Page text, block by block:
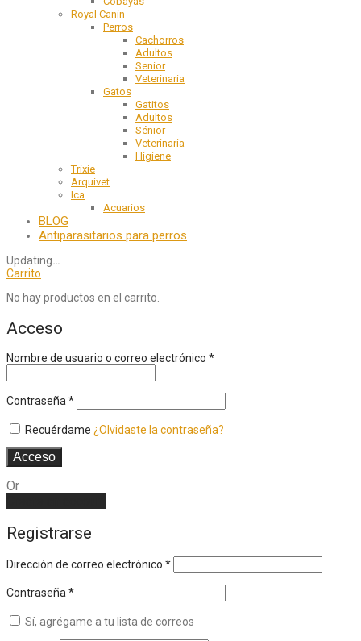
Royal Canin
Perros
Cachorros
Adultos
Senior
Veterinaria
Gatos
Gatitos
Adultos
Sénior
Veterinaria
Higiene
Trixie
Arquivet
Ica
Acuarios
BLOG
Antiparasitarios para perros
Updating…
Carrito
No hay productos en el carrito.
Acceso
Nombre de usuario o correo electrónico *
Contraseña *
Recuérdame ¿Olvidaste la contraseña?
Acceso
Or
Registrarse
Dirección de correo electrónico *
Contraseña *
Sí, agrégame a tu lista de correos